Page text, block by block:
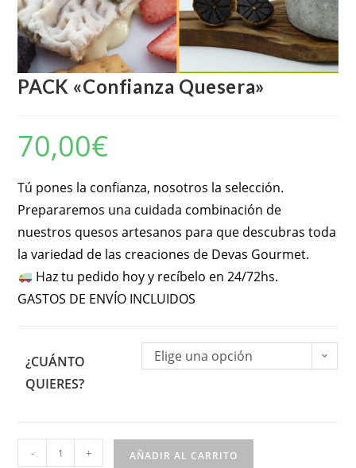
PACK «Confianza Quesera»
70,00€
Tú pones la confianza, nosotros la selección.
Prepararemos una cuidada combinación de
nuestros quesos artesanos para que descubras toda
la variedad de las creaciones de Devas Gourmet.
Haz tu pedido hoy y recíbelo en 24/72hs.
GASTOS DE ENVÍO INCLUIDOS
¿CUÁNTO
QUIERES?
Elige una opción
- + AÑADIR AL CARRITO